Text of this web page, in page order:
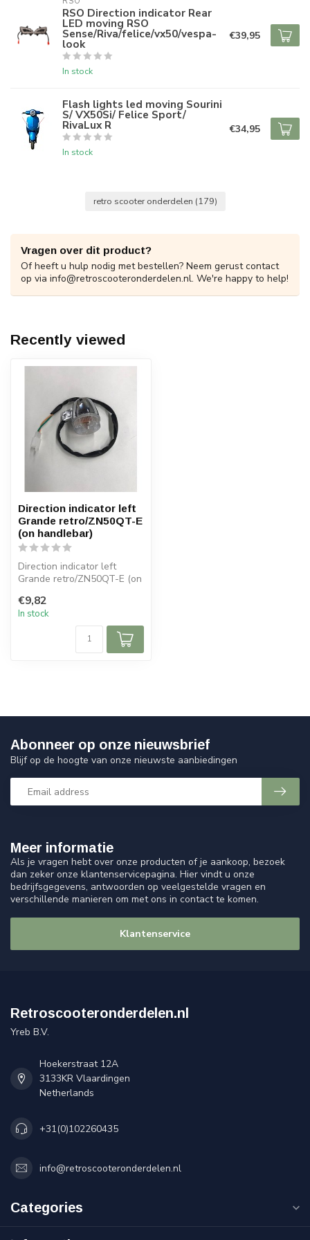
RSO Direction indicator Rear
LED moving RSO
Sense/Riva/felice/vx50/vespa-
look
In stock
€39,95
Flash lights led moving Sourini
S/ VX50Si/ Felice Sport/
RivaLux R
In stock
€34,95
retro scooter onderdelen (179)
Vragen over dit product?
Of heeft u hulp nodig met bestellen? Neem gerust contact
op via info@retroscooteronderdelen.nl. We're happy to help!
Recently viewed
Direction indicator left
Grande retro/ZN50QT-E
(on handlebar)
Direction indicator left
Grande retro/ZN50QT-E (on
€9,82
In stock
Meer informatie
Als je vragen hebt over onze producten of je aankoop, bezoek
dan zeker onze klantenservicepagina. Hier vindt u onze
bedrijfsgegevens, antwoorden op veelgestelde vragen en
verschillende manieren om met ons in contact te komen.
Klantenservice
Abonneer op onze nieuwsbrief
Blijf op de hoogte van onze nieuwste aanbiedingen
Retroscooteronderdelen.nl
Yreb B.V.
Hoekerstraat 12A
3133KR Vlaardingen
Netherlands
+31(0)102260435
info@retroscooteronderdelen.nl
Categories